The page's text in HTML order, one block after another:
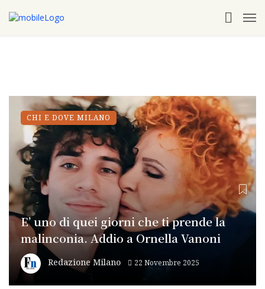
E’ uno di quei giorni che ti prende la
malinconia. Addio a Ornella Vanoni
Redazione Milano 22 Novembre 2025
CHI E DOVE MILANO